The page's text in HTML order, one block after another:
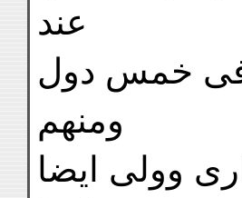
عند
فى خمس دول
ومنهم
وولى ايضا